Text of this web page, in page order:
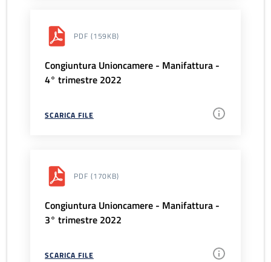
PDF (159KB)
Congiuntura Unioncamere - Manifattura -
4° trimestre 2022
SCARICA FILE
PDF (170KB)
Congiuntura Unioncamere - Manifattura -
3° trimestre 2022
SCARICA FILE